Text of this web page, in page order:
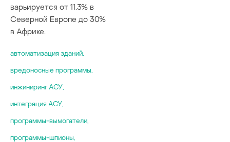
варьируется от 11,3% в
Северной Европе до 30%
в Африке.
автоматизация зданий
вредоносные программы
инжиниринг АСУ
интеграция АСУ
программы-вымогатели
программы-шпионы